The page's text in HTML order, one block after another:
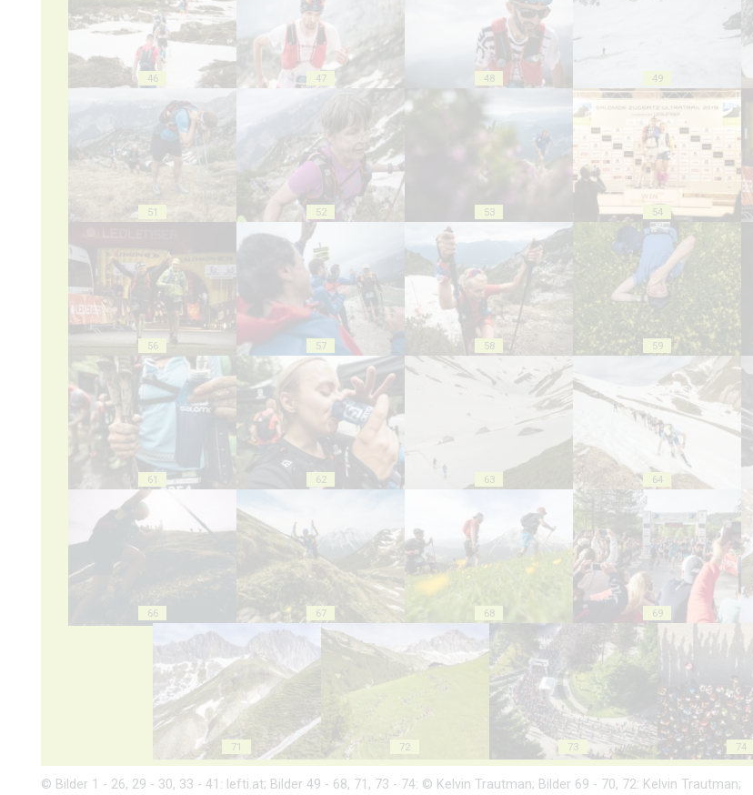
46 47 48 49
51 52 53 54
56 57 58 59
61 62 63 64
66 67 68 69
71 72 73 74
© Bilder 1 - 26, 29 - 30, 33 - 41: lefti.at; Bilder 49 - 68, 71, 73 - 74: © Kelvin Trautman; Bilder 69 - 70, 72: Kelvin Trautman;